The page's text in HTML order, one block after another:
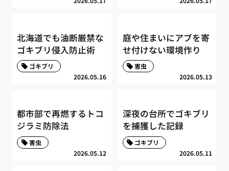
北海道でも油断厳禁な
ゴキブリ侵入防止術
2026.05.16
ゴキブリ
庭や住まいにアブを寄
せ付けない環境作り
2026.05.13
害虫
都市部で再燃するトコ
ジラミ防除法
2026.05.12
害虫
深夜の台所でゴキブリ
を捕獲した記録
2026.05.11
ゴキブリ